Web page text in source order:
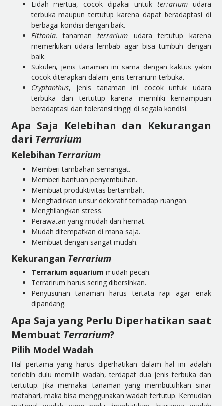
Lidah mertua, cocok dipakai untuk terrarium udara
terbuka maupun tertutup karena dapat beradaptasi di
berbagai kondisi dengan baik.
Fittonia, tanamanterrarium udara tertutup karena
memerlukan udara lembab agar bisa tumbuh dengan
baik.
Sukulen, jenis tanaman ini sama dengan kaktus yakni
cocok diterapkan dalam jenis terrarium terbuka.
Cryptanthus, jenis tanaman ini cocok untuk udara
terbuka dan tertutup karena memiliki kemampuan
beradaptasi dan toleransi tinggi di segala kondisi.
Apa Saja Kelebihan dan Kekurangan
dari Terrarium
Kelebihan Terrarium
Memberi tambahan semangat.
Memberi bantuan penyembuhan.
Membuat produktivitas bertambah.
Menghadirkan unsur dekoratif terhadap ruangan.
Menghilangkan stress.
Perawatan yang mudah dan hemat.
Mudah ditempatkan di mana saja.
Membuat dengan sangat mudah.
Kekurangan Terrarium
Terrarium aquarium mudah pecah.
Terrarirum harus sering dibersihkan.
Penyusunan tanaman harus tertata rapi agar enak
dipandang.
Apa Saja yang Perlu Diperhatikan saat
Membuat Terrarium?
Pilih Model Wadah
Hal pertama yang harus diperhatikan dalam hal ini adalah
terlebih dulu memilih wadah, terdapat dua jenis terbuka dan
tertutup. Jika memakai tanaman yang membutuhkan sinar
matahari, maka bisa menggunakan wadah tertutup. Kemudian